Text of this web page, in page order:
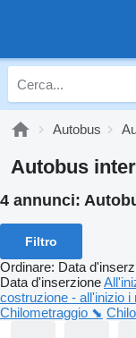
Autobus
Autobus
4 annunci:
Filtro
Ordinare: Data
Data d'inserzione
costruzione - all'inizio i
Chilometraggio ⬊